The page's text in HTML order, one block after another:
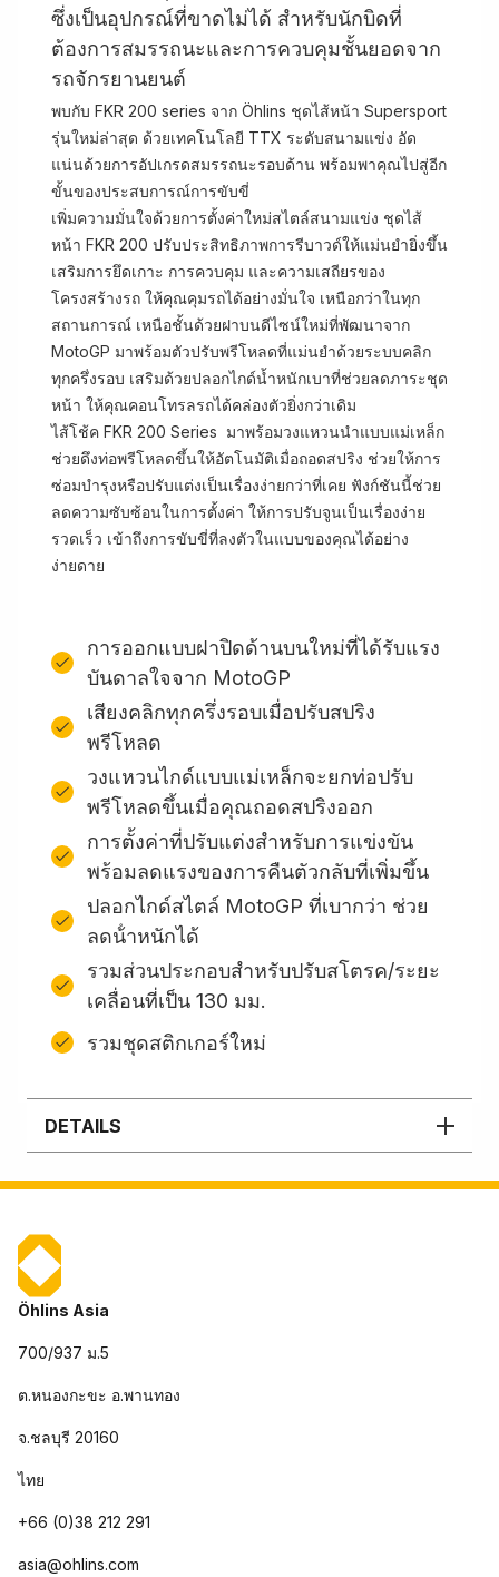
ซึ่งเป็นอุปกรณ์ที่ขาดไม่ได้ สำหรับนักบิดที่
ต้องการสมรรถนะและการควบคุมชั้นยอดจาก
รถจักรยานยนต์
พบกับ FKR 200 series จาก Öhlins ชุดไส้หน้า Supersport
รุ่นใหม่ล่าสุด ด้วยเทคโนโลยี TTX ระดับสนามแข่ง อัด
แน่นด้วยการอัปเกรดสมรรถนะรอบด้าน พร้อมพาคุณไปสู่อีก
ขั้นของประสบการณ์การขับขี่
เพิ่มความมั่นใจด้วยการตั้งค่าใหม่สไตล์สนามแข่ง ชุดไส้
หน้า FKR 200 ปรับประสิทธิภาพการรีบาวด์ให้แม่นยำยิ่งขึ้น
เสริมการยึดเกาะ การควบคุม และความเสถียรของ
โครงสร้างรถ ให้คุณคุมรถได้อย่างมั่นใจ เหนือกว่าในทุก
สถานการณ์ เหนือชั้นด้วยฝาบนดีไซน์ใหม่ที่พัฒนาจาก
MotoGP มาพร้อมตัวปรับพรีโหลดที่แม่นยำด้วยระบบคลิก
ทุกครึ่งรอบ เสริมด้วยปลอกไกด์น้ำหนักเบาที่ช่วยลดภาระชุด
หน้า ให้คุณคอนโทรลรถได้คล่องตัวยิ่งกว่าเดิม
ไส้โช้ค FKR 200 Series มาพร้อมวงแหวนนำแบบแม่เหล็ก
ช่วยดึงท่อพรีโหลดขึ้นให้อัตโนมัติเมื่อถอดสปริง ช่วยให้การ
ซ่อมบำรุงหรือปรับแต่งเป็นเรื่องง่ายกว่าที่เคย ฟังก์ชันนี้ช่วย
ลดความซับซ้อนในการตั้งค่า ให้การปรับจูนเป็นเรื่องง่าย
รวดเร็ว เข้าถึงการขับขี่ที่ลงตัวในแบบของคุณได้อย่าง
ง่ายดาย
การออกแบบฝาปิดด้านบนใหม่ที่ได้รับแรง
บันดาลใจจาก MotoGP
เสียงคลิกทุกครึ่งรอบเมื่อปรับสปริง
พรีโหลด
วงแหวนไกด์แบบแม่เหล็กจะยกท่อปรับ
พรีโหลดขึ้นเมื่อคุณถอดสปริงออก
การตั้งค่าที่ปรับแต่งสำหรับการแข่งขัน
พร้อมลดแรงของการคืนตัวกลับที่เพิ่มขึ้น
ปลอกไกด์สไตล์ MotoGP ที่เบากว่า ช่วย
ลดน้ําหนักได้
รวมส่วนประกอบสําหรับปรับสโตรค/ระยะ
เคลื่อนที่เป็น 130 มม.
รวมชุดสติกเกอร์ใหม่
DETAILS
Öhlins Asia
700/937 ม.5
ต.หนองกะขะ อ.พานทอง
จ.ชลบุรี 20160
ไทย
+66 (0)38 212 291
asia@ohlins.com